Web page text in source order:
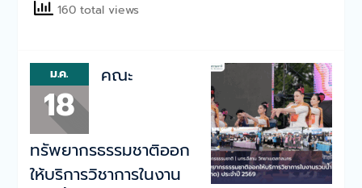
คณะทรัพยากรธรรมชาติร่วม
อบรมเชิงปฏิบัติการ เรื่อง
“ระบบการจัดเก็บสารเคมีและ
การจัดเก็บของเสีย”
คณะทรัพยากรธรรมชาติจัด
กิจกรรมบริการวิชาการ
Bootcamp: MED-SCI-
160 total views
ม.ค.
18
คณะ
ทรัพยากรธรรมชาติออก
ให้บริการวิชาการในงาน